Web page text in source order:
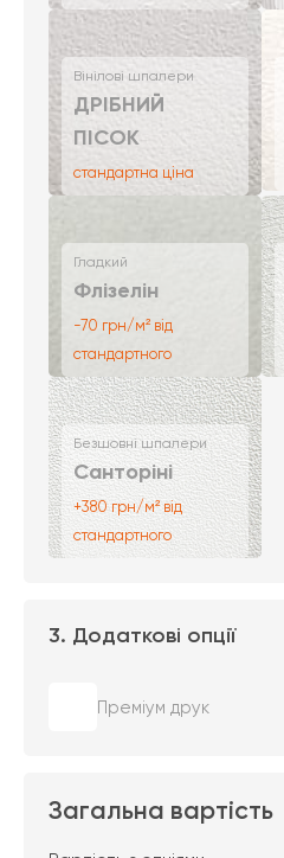
Вінілові шпалери
ДРІБНИЙ
ПІСОК
стандартна ціна
Гладкий
Флізелін
-70 грн/м² від
стандартного
Безшовні шпалери
Санторіні
+380 грн/м² від
стандартного
3. Додаткові опції
Преміум друк
Загальна вартість